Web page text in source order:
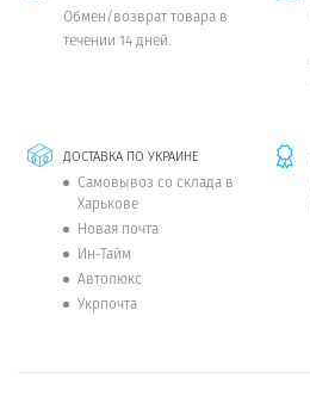
Обмен/возврат товара в
течении 14 дней.
ДОСТАВКА ПО УКРАИНЕ
Самовывоз со склада в
Харькове
Новая почта
Ин-Тайм
Автолюкс
Укрпочта